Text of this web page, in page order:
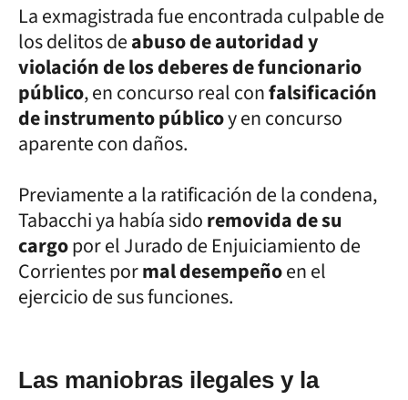
La exmagistrada fue encontrada culpable de
los delitos deabuso de autoridad y
violación de los deberes de funcionario
público, en concurso real confalsificación
de instrumento públicoy en concurso
aparente con daños.
Previamente a la ratificación de la condena,
Tabacchi ya había sidoremovida de su
cargopor el Jurado de Enjuiciamiento de
Corrientes pormal desempeñoen el
ejercicio de sus funciones.
Las maniobras ilegales y la